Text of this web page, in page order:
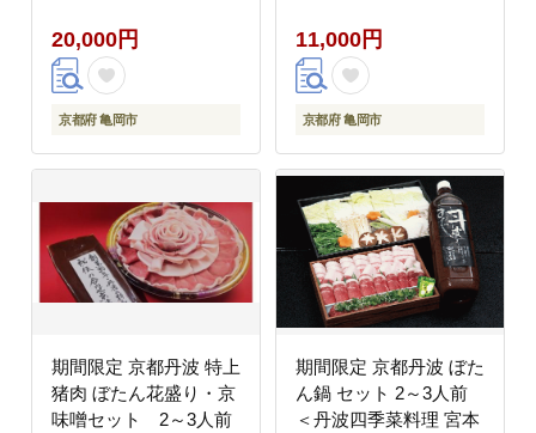
20,000円
京都府 亀岡市
11,000円
京都府 亀岡市
期間限定 京都丹波 特上
猪肉 ぼたん花盛り・京
味噌セット 2～3人前
期間限定 京都丹波 ぼた
ん鍋 セット 2～3人前
＜丹波四季菜料理 宮本